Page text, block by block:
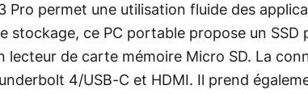
Pro permet une utilisation fluide des
stockage, ce PC portable propose un SSD
lecteur de carte mémoire Micro SD. La
4/USB-C et HDMI. Il prend